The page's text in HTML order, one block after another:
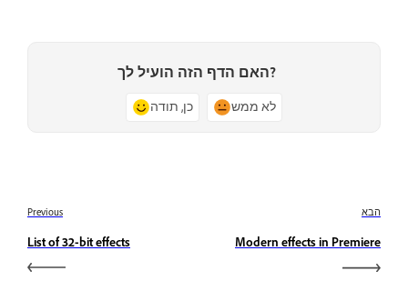
האם הדף הזה הועיל לך?
כן, תודה לא ממש
Previous
List of 32-bit effects
הבא
Modern effects in Premiere